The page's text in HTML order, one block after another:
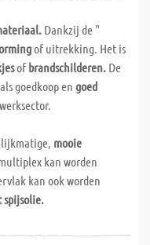
Dankzij de "
of uitrekking. Het is
of brandschilderen. De
goedkoop en goed
mooie
kan worden
kan ook worden
spijsolie.